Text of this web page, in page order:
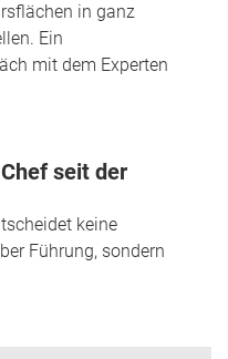
in ganz
Ein
mit dem Experten
seit der
keine
Führung, sondern